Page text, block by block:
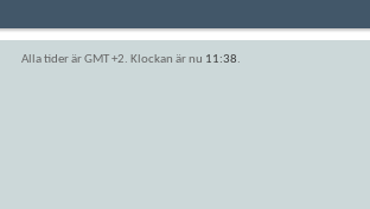
Alla tider är GMT +2. Klockan är nu 11:38.